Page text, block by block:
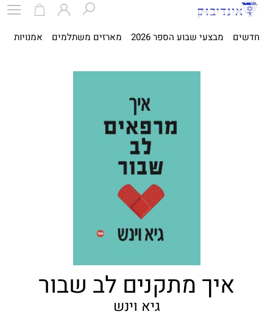
חדשים מבצעי שבוע הספר 2026 מארזים משתלמים אמנויות
איך מתקנים לב שבור
גיא וינש